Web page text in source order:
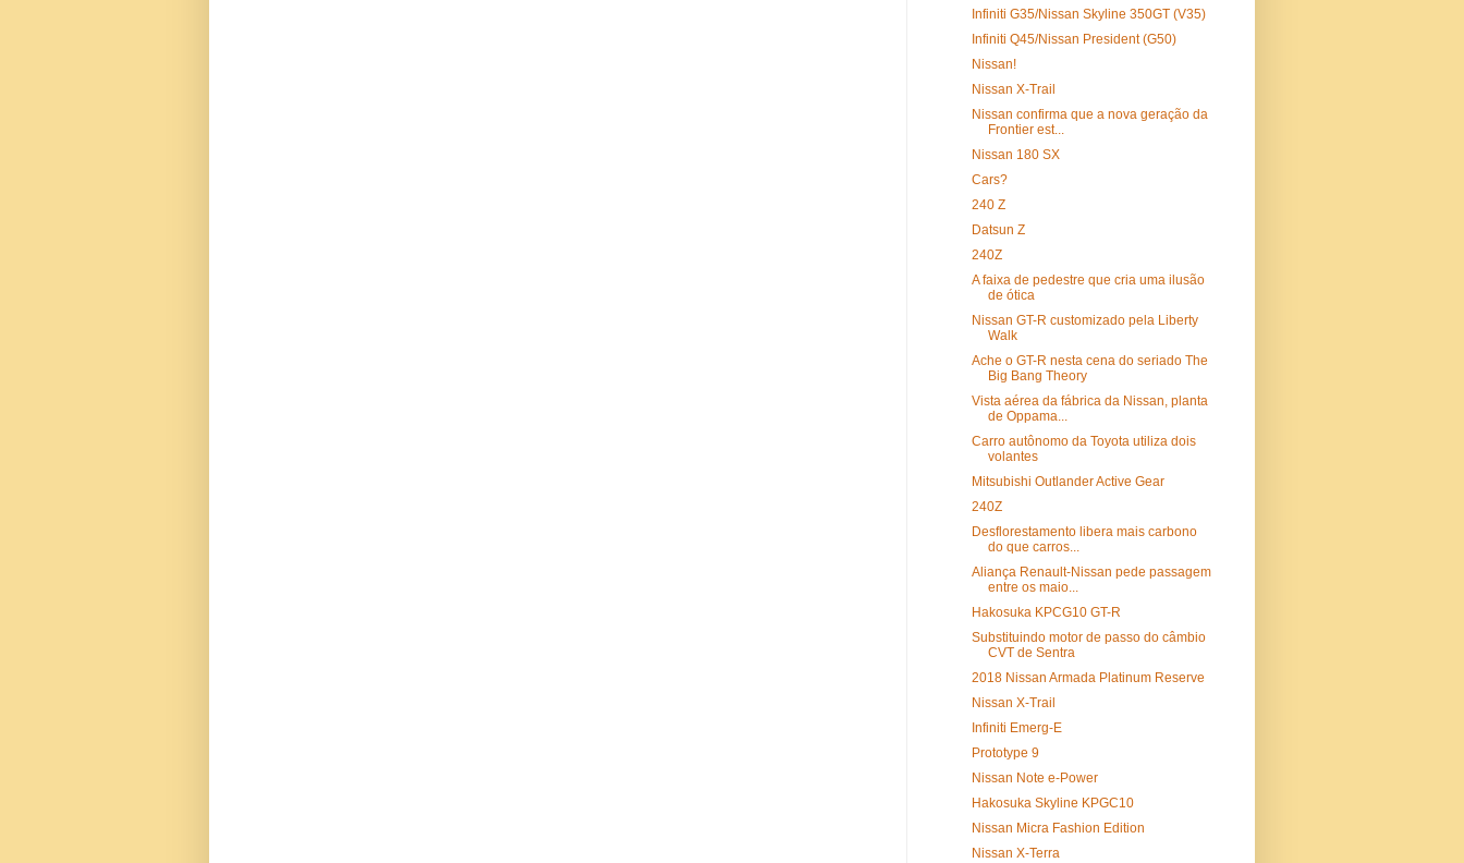
Infiniti G35/Nissan Skyline 350GT (V35)
Infiniti Q45/Nissan President (G50)
Nissan!
Nissan X-Trail
Nissan confirma que a nova geração da
Frontier est...
Nissan 180 SX
Cars?
240 Z
Datsun Z
240Z
A faixa de pedestre que cria uma ilusão
de ótica
Nissan GT-R customizado pela Liberty
Walk
Ache o GT-R nesta cena do seriado The
Big Bang Theory
Vista aérea da fábrica da Nissan, planta
de Oppama...
Carro autônomo da Toyota utiliza dois
volantes
Mitsubishi Outlander Active Gear
240Z
Desflorestamento libera mais carbono
do que carros...
Aliança Renault-Nissan pede passagem
entre os maio...
Hakosuka KPCG10 GT-R
Substituindo motor de passo do câmbio
CVT de Sentra
2018 Nissan Armada Platinum Reserve
Nissan X-Trail
Infiniti Emerg-E
Prototype 9
Nissan Note e-Power
Hakosuka Skyline KPGC10
Nissan Micra Fashion Edition
Nissan X-Terra